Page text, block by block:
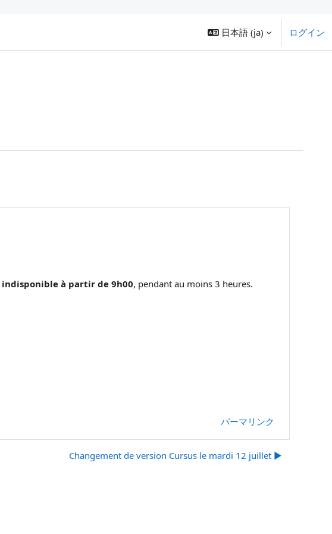
日本語 ‎(ja)‎ ログイン
indisponible à partir de 9h00, pendant au moins 3 heures.
パーマリンク
Changement de version Cursus le mardi 12 juillet ▶︎